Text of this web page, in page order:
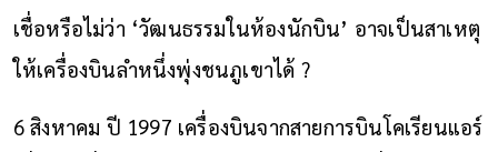
เชื่อหรือไม่ว่า ‘วัฒนธรรมในห้องนักบิน’ อาจเป็นสาเหตุ
ให้เครื่องบินลำหนึ่งพุ่งชนภูเขาได้ ?
6 สิงหาคม ปี 1997 เครื่องบินจากสายการบินโคเรียนแอร์